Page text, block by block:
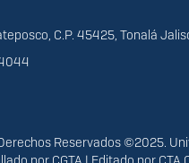
C.P. 45425, Tonalá
Reservados ©2025.